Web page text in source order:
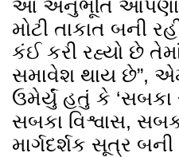
આ અનુભૂતિ આપણા
મોટી તાકાત બની
કંઈ કરી રહ્યો છે
સમાવેશ થાય છે”,
ઉમેર્યું હતું કે ‘સબકા
સબકા વિશ્વાસ,
માર્ગદર્શક સૂત્ર